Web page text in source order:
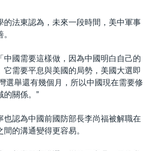
的法東認為，未來一段時間，美中軍事
中國需要這樣做，因為中國明白自己的
它需要平息與美國的局勢，美國大選即
選舉還有幾個月，所以中國現在需要修
的關係。”
也認為中國前國防部長李尚福被解職在
的溝通變得更容易。